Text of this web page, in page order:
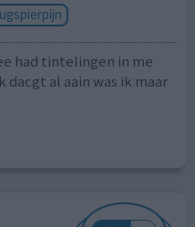
had tintelingen in me
al aain was ik maar